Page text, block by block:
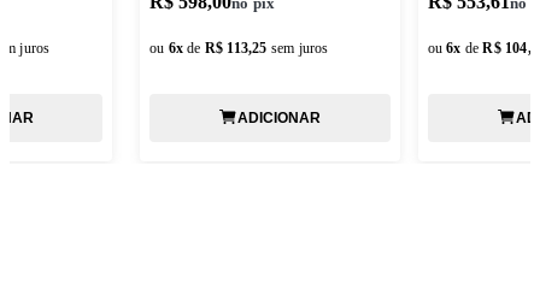
ou 6x de R$ 113,25 sem juros
ADICIONAR
ou6x de R$
juros